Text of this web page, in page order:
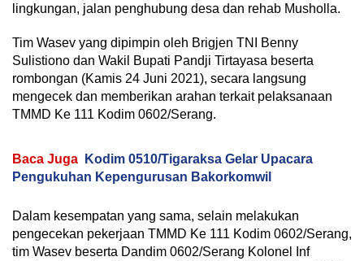
lingkungan, jalan penghubung desa dan rehab Musholla.
Tim Wasev yang dipimpin oleh Brigjen TNI Benny
Sulistiono dan Wakil Bupati Pandji Tirtayasa beserta
rombongan (Kamis 24 Juni 2021), secara langsung
mengecek dan memberikan arahan terkait pelaksanaan
TMMD Ke 111 Kodim 0602/Serang.
Baca Juga
Kodim 0510/Tigaraksa Gelar Upacara
Pengukuhan Kepengurusan Bakorkomwil
Dalam kesempatan yang sama, selain melakukan
pengecekan pekerjaan TMMD Ke 111 Kodim 0602/Serang,
tim Wasev beserta Dandim 0602/Serang Kolonel Inf